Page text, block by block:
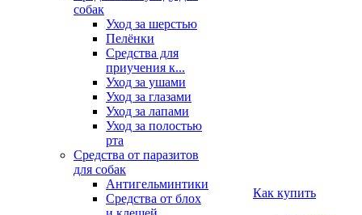
собак
Уход за шерстью
Пелёнки
Средства для
приучения к...
Уход за ушами
Уход за глазами
Уход за лапами
Уход за полостью
рта
Средства от паразитов
для собак
Антигельминтики
Средства от блох
Как купить